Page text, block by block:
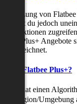
Nutzung von
du jedoch
Plus+ Angebote
ist Flatbee Plus+?
hat einen
Region/Umgebung